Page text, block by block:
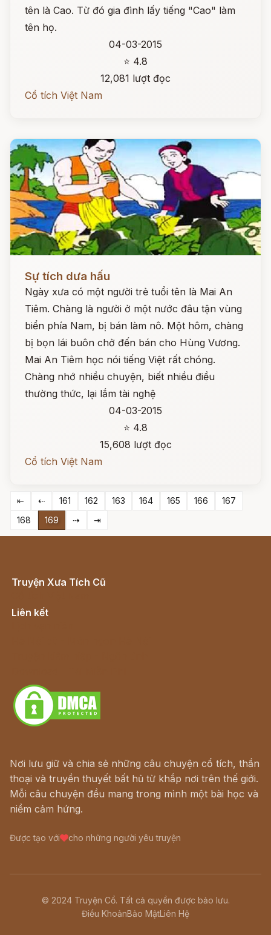
tên là Cao. Từ đó gia đình lấy tiếng "Cao" làm
tên họ.
04-03-2015
⭐ 4.8
12,081 lượt đọc
Cổ tích Việt Nam
Sự tích dưa hấu
Ngày xưa có một người trẻ tuổi tên là Mai An
Tiêm. Chàng là người ở một nước đâu tận vùng
biển phía Nam, bị bán làm nô. Một hôm, chàng
bị bọn lái buôn chở đến bán cho Hùng Vương.
Mai An Tiêm học nói tiếng Việt rất chóng.
Chàng nhớ nhiều chuyện, biết nhiều điều
thường thức, lại lắm tài nghệ
04-03-2015
⭐ 4.8
15,608 lượt đọc
Cổ tích Việt Nam
⇤ ⇠ 161 162 163 164 165 166
167
168
169 ⇢ ⇥
Truyện Xưa Tích Cũ
Liên kết
Nơi lưu giữ và chia sẻ những câu chuyện cổ tích, thần
thoại và truyền thuyết bất hủ từ khắp nơi trên thế giới.
Mỗi câu chuyện đều mang trong mình một bài học và
niềm cảm hứng.
Được tạo với cho những người yêu truyện
© 2024 Truyện Cổ. Tất cả quyền được bảo lưu.
Điều KhoảnBảo MậtLiên Hệ